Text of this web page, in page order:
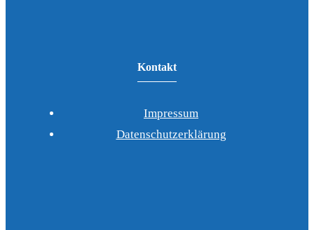
Kontakt
Impressum
Datenschutzerklärung